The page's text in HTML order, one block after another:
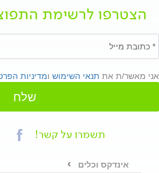
הצטרפו לרשימת
אני מאשר/ת את תנאי השימוש ומדיניות
שלח
תשמרו על קשר!
אינדקס וכלים